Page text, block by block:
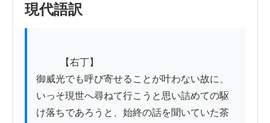
現代語訳
御威光でも呼び寄せることが叶わない故に、
いっそ現世へ尋ねて行こうと思い詰めての駆
け落ちであろうと、始終の話を聞いていた茶